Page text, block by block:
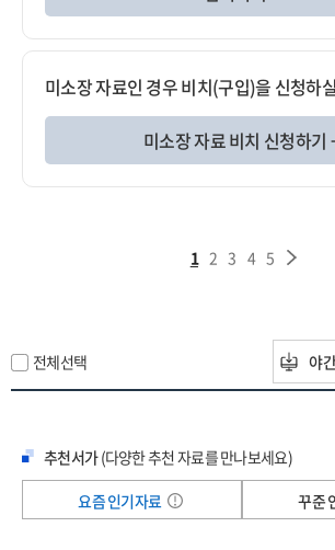
미소장 자료인 경우 비치(구입)을 신청하
미소장 자료 비치 신청하
1 2 3 4 5
전체선택 야
추천서가(다양한 추천 자료를 만나보세요)
요즘 인기자료
꾸준